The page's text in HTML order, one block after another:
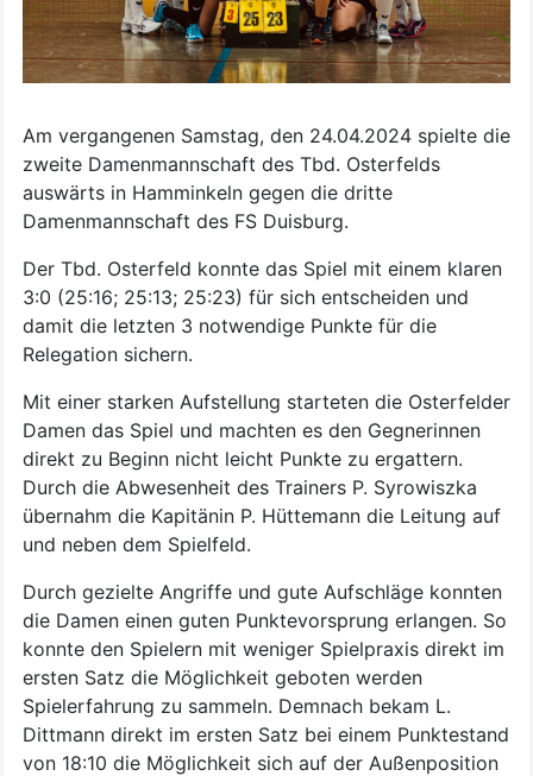
Am vergangenen Samstag, den 24.04.2024 spielte die
zweite Damenmannschaft des Tbd. Osterfelds
auswärts in Hamminkeln gegen die dritte
Damenmannschaft des FS Duisburg.
Der Tbd. Osterfeld konnte das Spiel mit einem klaren
3:0 (25:16; 25:13; 25:23) für sich entscheiden und
damit die letzten 3 notwendige Punkte für die
Relegation sichern.
Mit einer starken Aufstellung starteten die Osterfelder
Damen das Spiel und machten es den Gegnerinnen
direkt zu Beginn nicht leicht Punkte zu ergattern.
Durch die Abwesenheit des Trainers P. Syrowiszka
übernahm die Kapitänin P. Hüttemann die Leitung auf
und neben dem Spielfeld.
Durch gezielte Angriffe und gute Aufschläge konnten
die Damen einen guten Punktevorsprung erlangen. So
konnte den Spielern mit weniger Spielpraxis direkt im
ersten Satz die Möglichkeit geboten werden
Spielerfahrung zu sammeln. Demnach bekam L.
Dittmann direkt im ersten Satz bei einem Punktestand
von 18:10 die Möglichkeit sich auf der Außenposition